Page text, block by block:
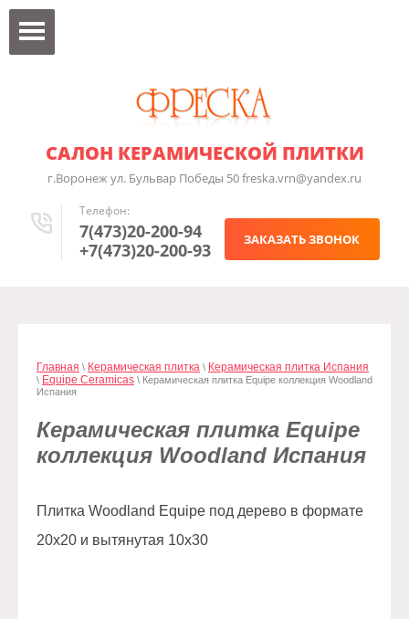
САЛОН КЕРАМИЧЕСКОЙ ПЛИТКИ
г.Воронеж ул. Бульвар Победы 50 freska.vrn@yandex.ru
Телефон:
7(473)20-200-94
+7(473)20-200-93
ЗАКАЗАТЬ ЗВОНОК
Главная \ Керамическая плитка \ Керамическая плитка Испания
\ Equipe Ceramicas \ Керамическая плитка Equipe коллекция Woodland
Испания
Керамическая плитка Equipe
коллекция Woodland Испания
Плитка Woodland Equipe под дерево в формате
20x20 и вытянутая 10x30